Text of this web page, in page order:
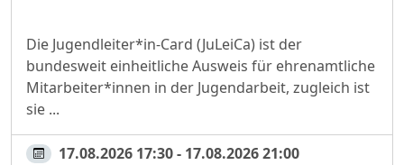
Die Jugendleiter*in-Card (JuLeiCa) ist der
bundesweit einheitliche Ausweis für ehrenamtliche
Mitarbeiter*innen in der Jugendarbeit, zugleich ist
sie ...
17.08.2026 17:30 - 17.08.2026 21:00